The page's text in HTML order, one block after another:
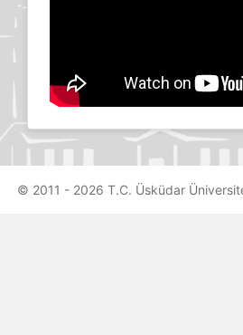
© 2011 - 2026 T.C. Üsküdar